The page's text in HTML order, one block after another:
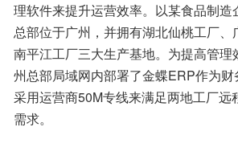
理软件来提升运营效率。以某食品制造
总部位于广州，并拥有湖北仙桃工厂、
南平江工厂三大生产基地。为提高管理
州总部局域网内部署了金蝶ERP作为
采用运营商50M专线来满足两地工厂远
需求。